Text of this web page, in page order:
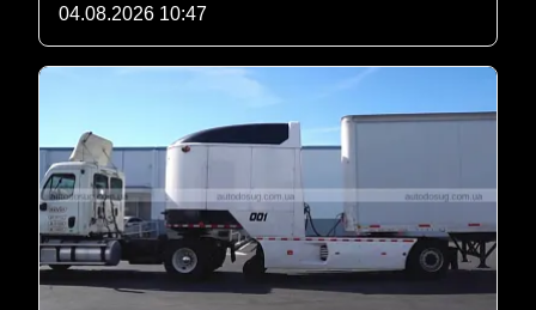
04.08.2026 10:47